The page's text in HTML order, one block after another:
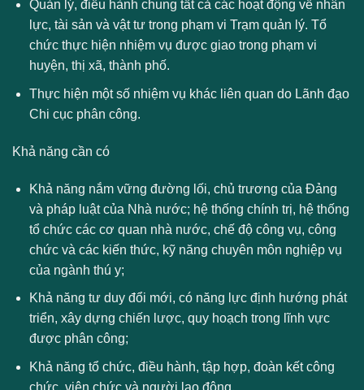
Quản lý, điều hành chung tất cả các hoạt động về nhân
lực, tài sản và vật tư trong phạm vi Trạm quản lý. Tổ
chức thực hiện nhiệm vụ được giao trong phạm vi
huyện, thị xã, thành phố.
Thực hiện một số nhiệm vụ khác liên quan do Lãnh đạo
Chi cục phân công.
Khả năng cần có
Khả năng nắm vững đường lối, chủ trương của Đảng
và pháp luật của Nhà nước; hệ thống chính trị, hệ thống
tổ chức các cơ quan nhà nước, chế độ công vụ, công
chức và các kiến thức, kỹ năng chuyên môn nghiệp vụ
của ngành thú y;
Khả năng tư duy đổi mới, có năng lực định hướng phát
triển, xây dựng chiến lược, quy hoạch trong lĩnh vực
được phân công;
Khả năng tổ chức, điều hành, tập hợp, đoàn kết công
chức, viên chức và người lao động.